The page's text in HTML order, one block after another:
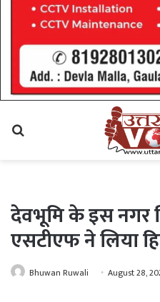
देवभूमि के इस नगर
एसटीएफ ने लिया
Bhuwan Ruwali August 28,